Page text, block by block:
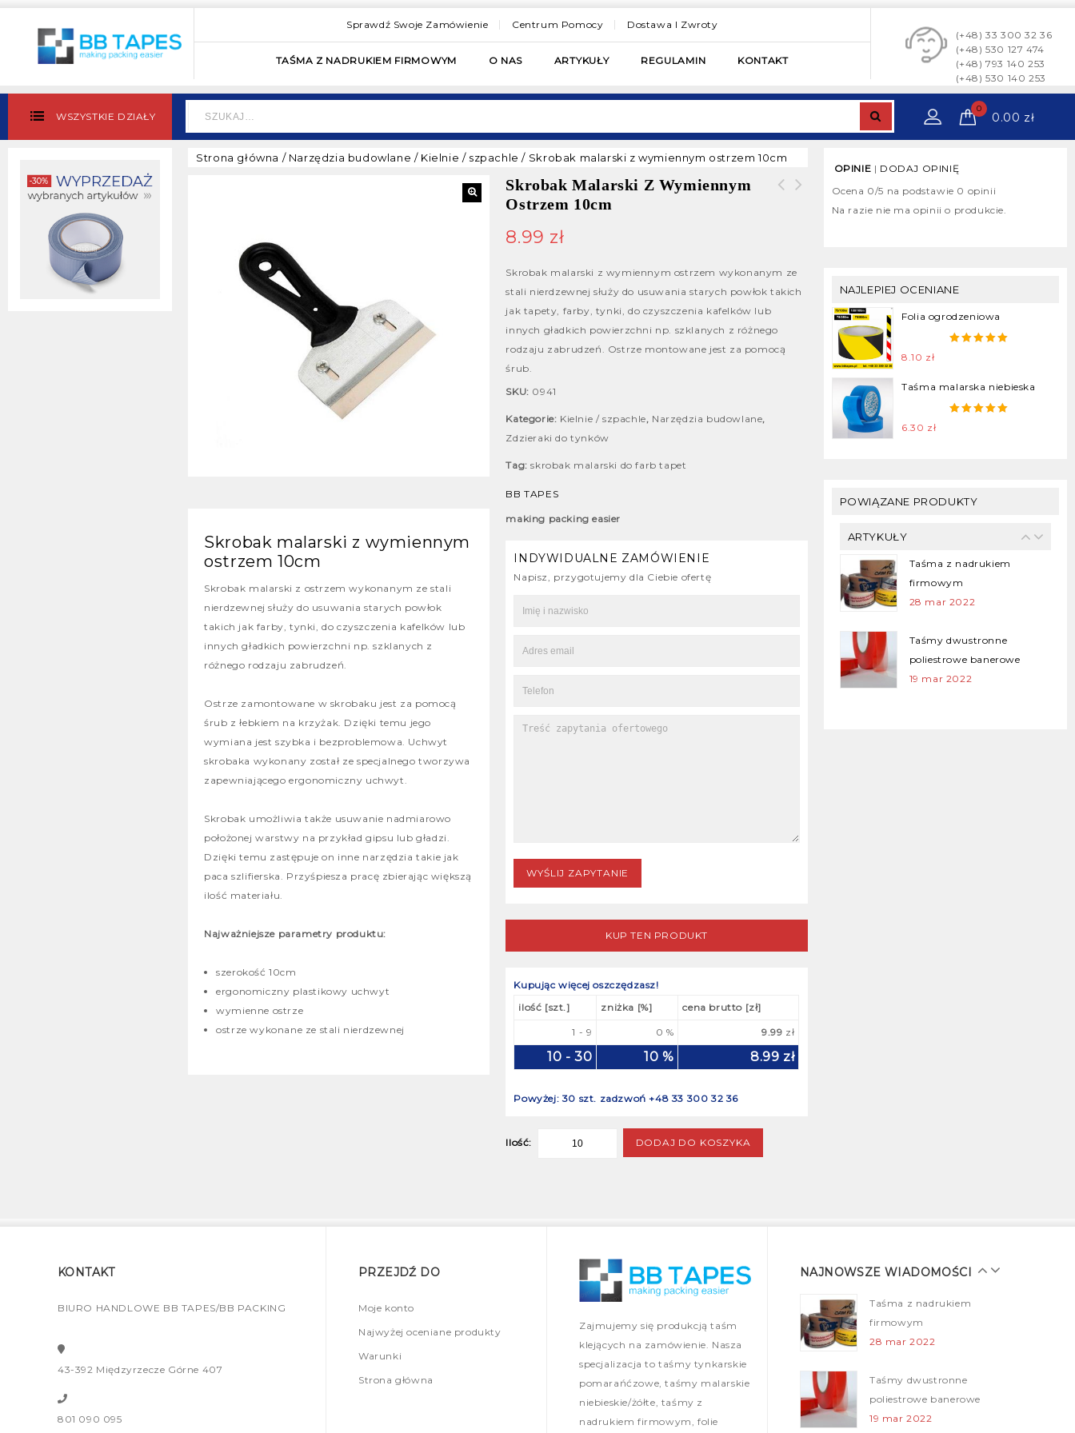
Sprawdź Swoje Zamówienie Centrum Pomocy Dostawa I Zwroty
TAŚMA Z NADRUKIEM FIRMOWYM O NAS ARTYKUŁY REGULAMIN KONTAKT
(+48) 33 300 32 36
(+48) 530 127 474
(+48) 793 140 253
(+48) 530 140 253
WSZYSTKIE DZIAŁY
0
0.00 zł
OPINIE | DODAJ OPINIĘ
Ocena 0/5 na podstawie 0 opinii
Na razie nie ma opinii o produkcie.
NAJLEPIEJ OCENIANE
Folia ogrodzeniowa
8.10 zł
Taśma malarska niebieska
6.30 zł
POWIĄZANE PRODUKTY
ARTYKUŁY
Najmocniejsza taśma
pakowa samoprzylepna –
taśma strapingowa – FILM
Youtube
Taśma klejąca plomba –
Security Tapes
profesjonalistów
Taśma z nadrukiem
firmowym
28 mar 2022
Taśmy dwustronne
poliestrowe banerowe
19 mar 2022
28 mar 2022
firmowym
Strona główna / Narzędzia budowlane / Kielnie / szpachle / Skrobak malarski z wymiennym ostrzem 10cm
Skrobak malarski z wymiennym
ostrzem 10cm
Skrobak malarski z ostrzem wykonanym ze stali
nierdzewnej służy do usuwania starych powłok
takich jak farby, tynki, do czyszczenia kafelków lub
innych gładkich powierzchni np. szklanych z
różnego rodzaju zabrudzeń.
Ostrze zamontowane w skrobaku jest za pomocą
śrub z łebkiem na krzyżak. Dzięki temu jego
wymiana jest szybka i bezproblemowa. Uchwyt
skrobaka wykonany został ze specjalnego tworzywa
zapewniającego ergonomiczny uchwyt.
Skrobak umożliwia także usuwanie nadmiarowo
położonej warstwy na przykład gipsu lub gładzi.
Dzięki temu zastępuje on inne narzędzia takie jak
paca szlifierska. Przyśpiesza pracę zbierając większą
ilość materiału.
Najważniejsze parametry produktu:
szerokość 10cm
ergonomiczny plastikowy uchwyt
wymienne ostrze
ostrze wykonane ze stali nierdzewnej
Skrobak Malarski Z Wymiennym
Ostrzem 10cm
8.99 zł
Skrobak malarski z wymiennym ostrzem wykonanym ze
stali nierdzewnej służy do usuwania starych powłok takich
jak tapety, farby, tynki, do czyszczenia kafelków lub
innych gładkich powierzchni np. szklanych z różnego
rodzaju zabrudzeń. Ostrze montowane jest za pomocą
śrub.
SKU: 0941
Kategorie: Kielnie / szpachle, Narzędzia budowlane,
Zdzieraki do tynków
Tag:skrobak malarski do farb tapet
BB TAPES
making packing easier
INDYWIDUALNE ZAMÓWIENIE
Napisz, przygotujemy dla Ciebie ofertę
KUP TEN PRODUKT
Kupując więcej oszczędzasz!
ilość [szt.]
zniżka [%] cena brutto [zł]
1 - 9 0 % 9.99 zł
10 - 30 10 % 8.99 zł
Powyżej: 30 szt. zadzwoń +48 33 300 32 36
Ilość: DODAJ DO KOSZYKA
KONTAKT
BIURO HANDLOWE BB TAPES/BB PACKING
43-392 Międzyrzecze Górne 407
801 090 095
PRZEJDŹ DO
Moje konto
Najwyżej oceniane produkty
Warunki
Strona główna
Zajmujemy się produkcją taśm
klejących na zamówienie. Nasza
specjalizacja to taśmy tynkarskie
pomarańćzowe, taśmy malarskie
niebieskie/żółte, taśmy z
nadrukiem firmowym, folie
NAJNOWSZE WIADOMOŚCI
Taśmy malarskie dla
28 mar 2022
Taśma z nadrukiem
firmowym
28 mar 2022
Taśmy dwustronne
poliestrowe banerowe
19 mar 2022